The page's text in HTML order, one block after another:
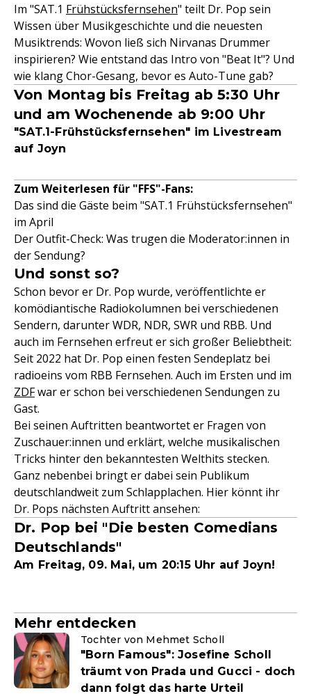
Im "SAT.1 Frühstücksfernsehen" teilt Dr. Pop sein
Wissen über Musikgeschichte und die neuesten
Musiktrends: Wovon ließ sich Nirvanas Drummer
inspirieren? Wie entstand das Intro von "Beat It"? Und
wie klang Chor-Gesang, bevor es Auto-Tune gab?
Von Montag bis Freitag ab 5:30 Uhr
und am Wochenende ab 9:00 Uhr
"SAT.1-Frühstücksfernsehen" im Livestream
auf Joyn
Zum Weiterlesen für "FFS"-Fans:
Das sind die Gäste beim "SAT.1 Frühstücksfernsehen"
im April
Der Outfit-Check: Was trugen die Moderator:innen in
der Sendung?
Und sonst so?
Schon bevor er Dr. Pop wurde, veröffentlichte er
komödiantische Radiokolumnen bei verschiedenen
Sendern, darunter WDR, NDR, SWR und RBB. Und
auch im Fernsehen erfreut er sich großer Beliebtheit:
Seit 2022 hat Dr. Pop einen festen Sendeplatz bei
radioeins vom RBB Fernsehen. Auch im Ersten und im
ZDFwar er schon bei verschiedenen Sendungen zu
Gast.
Bei seinen Auftritten beantwortet er Fragen von
Zuschauer:innen und erklärt, welche musikalischen
Tricks hinter den bekanntesten Welthits stecken.
Ganz nebenbei bringt er dabei sein Publikum
deutschlandweit zum Schlapplachen. Hier könnt ihr
Dr. Pops nächsten Auftritt ansehen:
Dr. Pop bei "Die besten Comedians
Deutschlands"
Am Freitag, 09. Mai, um 20:15 Uhr auf Joyn!
Mehr entdecken
Tochter von Mehmet Scholl
"Born Famous": Josefine Scholl
träumt von Prada und Gucci - doch
dann folgt das harte Urteil